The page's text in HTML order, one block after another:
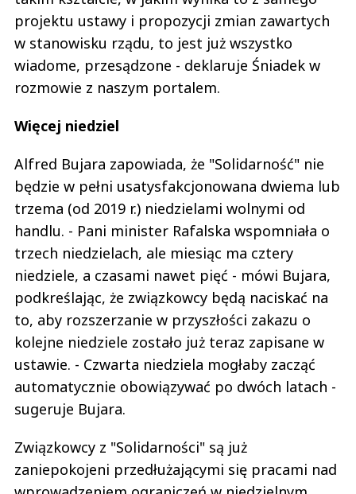
projektu ustawy i propozycji zmian zawartych
w stanowisku rządu, to jest już wszystko
wiadome, przesądzone - deklaruje Śniadek w
rozmowie z naszym portalem.
Więcej niedziel
Alfred Bujara zapowiada, że "Solidarność" nie
będzie w pełni usatysfakcjonowana dwiema lub
trzema (od 2019 r.) niedzielami wolnymi od
handlu. - Pani minister Rafalska wspomniała o
trzech niedzielach, ale miesiąc ma cztery
niedziele, a czasami nawet pięć - mówi Bujara,
podkreślając, że związkowcy będą naciskać na
to, aby rozszerzanie w przyszłości zakazu o
kolejne niedziele zostało już teraz zapisane w
ustawie. - Czwarta niedziela mogłaby zacząć
automatycznie obowiązywać po dwóch latach -
sugeruje Bujara.
Związkowcy z "Solidarności" są już
zaniepokojeni przedłużającymi się pracami nad